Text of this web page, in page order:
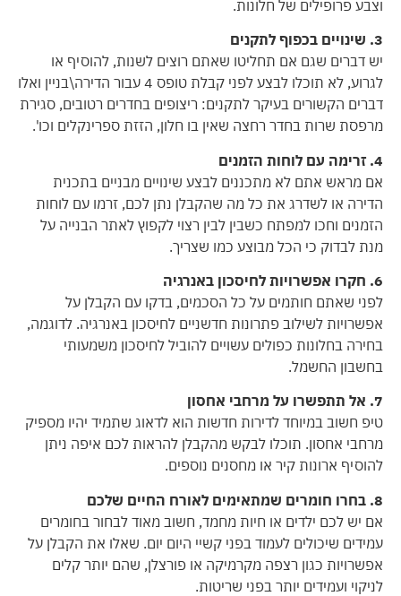
וצבע פרופילים של חלונות.
3. שינויים בכפוף לתקנים
יש דברים שגם אם תחליטו שאתם רוצים לשנות, להוסיף או
לגרוע, לא תוכלו לבצע לפני קבלת טופס 4 עבור הדירה\בניין ואלו
דברים הקשורים בעיקר לתקנים: ריצופים בחדרים רטובים, סגירת
מרפסת שרות בחדר רחצה שאין בו חלון, הזזת ספרינקלים וכו'.
4. זרימה עם לוחות הזמנים
אם מראש אתם לא מתכננים לבצע שינויים מבניים בתכנית
הדירה או לשדרג את כל מה שהקבלן נתן לכם, זרמו עם לוחות
הזמנים וחכו למפתח כשבין לבין רצוי לקפוץ לאתר הבנייה על
מנת לבדוק כי הכל מבוצע כמו שצריך.
6. חקרו אפשרויות לחיסכון באנרגיה
לפני שאתם חותמים על כל הסכמים, בדקו עם הקבלן על
אפשרויות לשילוב פתרונות חדשניים לחיסכון באנרגיה. לדוגמה,
בחירה בחלונות כפולים עשויים להוביל לחיסכון משמעותי
בחשבון החשמל.
7. אל תתפשרו על מרחבי אחסון
טיפ חשוב במיוחד לדירות חדשות הוא לדאוג שתמיד יהיו מספיק
מרחבי אחסון. תוכלו לבקש מהקבלן להראות לכם איפה ניתן
להוסיף ארונות קיר או מחסנים נוספים.
8. בחרו חומרים שמתאימים לאורח החיים שלכם
אם יש לכם ילדים או חיות מחמד, חשוב מאוד לבחור בחומרים
עמידים שיכולים לעמוד בפני קשיי היום יום. שאלו את הקבלן על
אפשרויות כגון רצפה מקרמיקה או פורצלן, שהם יותר קלים
לניקוי ועמידים יותר בפני שריטות.